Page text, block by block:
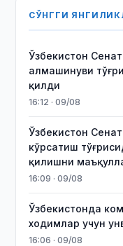
СЎНГГИ
Ўзбекистон
алмашинуви
қилди
16:12 · 09/08
Ўзбекистон
кўрсатиш
қилишни
16:09 · 09/08
Ўзбекистонда
ходимлар учун
16:06 · 09/08